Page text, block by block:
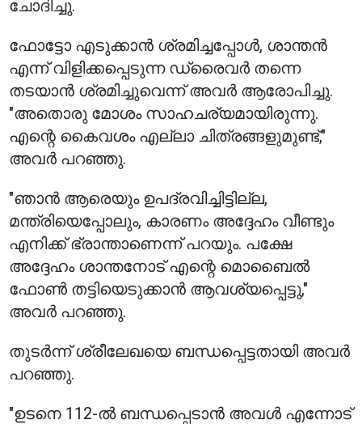
ചോദിച്ചു.
ഫോട്ടോ എടുക്കാൻ ശ്രമിച്ചപ്പോൾ, ശാന്തൻ
എന്ന് വിളിക്കപ്പെടുന്ന ഡ്രൈവർ തന്നെ
തടയാൻ ശ്രമിച്ചുവെന്ന് അവർ ആരോപിച്ചു.
"അതൊരു മോശം സാഹചര്യമായിരുന്നു.
എന്റെ കൈവശം എല്ലാ ചിത്രങ്ങളുമുണ്ട്,"
അവർ പറഞ്ഞു.
"ഞാൻ ആരെയും ഉപദ്രവിച്ചിട്ടില്ല,
മന്ത്രിയെപ്പോലും, കാരണം അദ്ദേഹം വീണ്ടും
എനിക്ക് ഭ്രാന്താണെന്ന് പറയും. പക്ഷേ
അദ്ദേഹം ശാന്തനോട് എന്റെ മൊബൈൽ
ഫോൺ തട്ടിയെടുക്കാൻ ആവശ്യപ്പെട്ടു,"
അവർ പറഞ്ഞു.
തുടർന്ന് ശ്രീലേഖയെ ബന്ധപ്പെട്ടതായി അവർ
പറഞ്ഞു.
"ഉടനെ 112-ൽ ബന്ധപ്പെടാൻ അവൾ എന്നോട്